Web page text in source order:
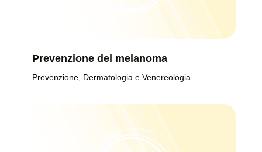
Prevenzione del melanoma
Prevenzione, Dermatologia e Venereologia